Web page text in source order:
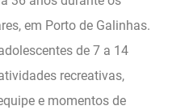
em Porto de Galinhas.
de 7 a 14
recreativas,
e momentos de